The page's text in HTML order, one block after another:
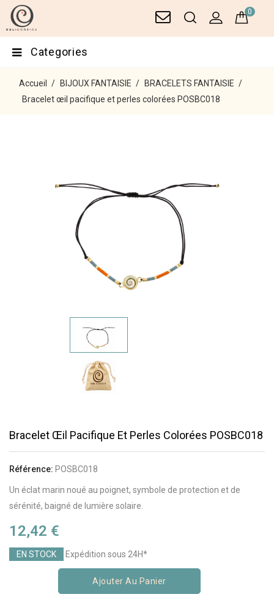
0
Categories
Accueil BIJOUX FANTAISIE
BRACELETS FANTAISIE
Bracelet œil pacifique et perles colorées POSBC018
Bracelet Œil Pacifique Et Perles Colorées POSBC018
Référence: POSBC018
Un éclat marin noué au poignet, symbole de protection et de
sérénité, baigné de lumière solaire.
12,42 €
EN STOCK Expédition sous 24H*
Ajouter Au Panier